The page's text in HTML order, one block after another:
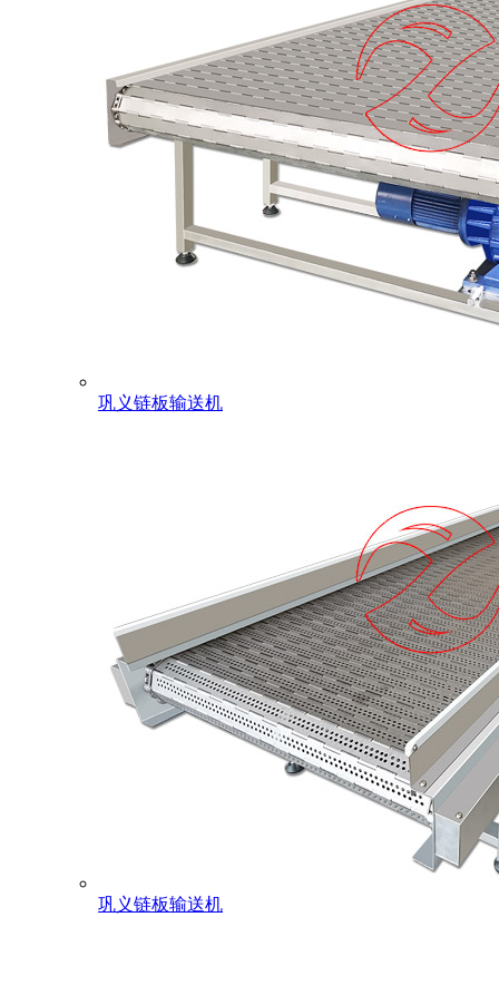
巩义链板输送机
巩义链板输送机